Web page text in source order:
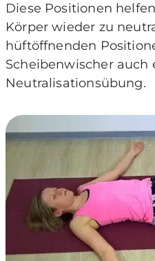
Diese Positionen
Körper wieder zu
hüftöffnenden
Scheibenwischer auch
Neutralisationsübung.